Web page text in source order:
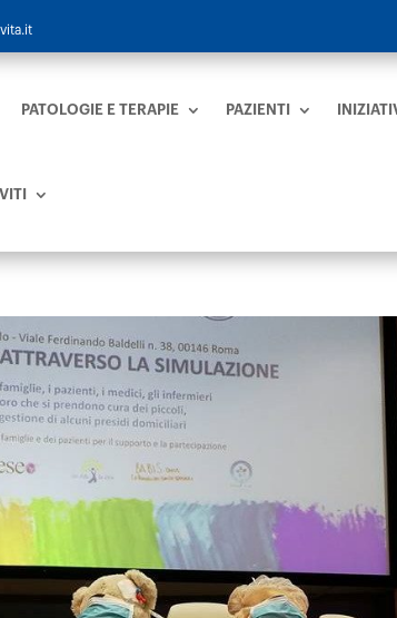
PATOLOGIE E TERAPIE PAZIENTI